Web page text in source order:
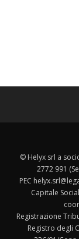
© Helyx srl a
2772 991
PEC
Capitale
Registrazione
Registro degli